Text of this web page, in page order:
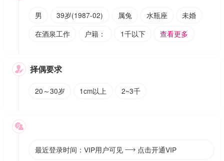
男 39岁(1987-02) 属兔 水瓶座
未婚
在酒泉工作
户籍： 1千以下 查看更多
 择偶要求
20～30岁 1cm以上 2~3千

最近登录时间：VIP用户可见  点击开通VIP